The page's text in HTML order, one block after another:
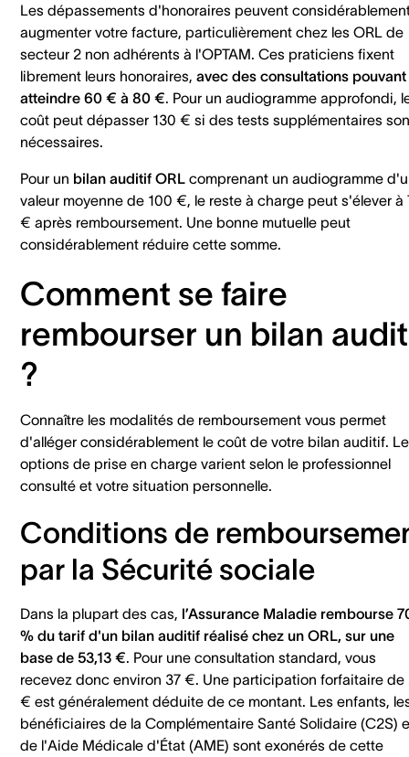
Les dépassements d'honoraires peuvent
augmenter votre facture, particulièrement chez les ORL de
secteur 2 non adhérents à l'OPTAM. Ces praticiens fixent
librement leurs honoraires, avec des consultations pouvant
atteindre 60 € à 80 €. Pour un audiogramme approfondi,
coût peut dépasser 130 € si des tests supplémentaires
nécessaires.
Pour un bilan auditif ORL comprenant un audiogramme
valeur moyenne de 100 €, le reste à charge peut s'élever à
€ après remboursement. Une bonne mutuelle peut
considérablement réduire cette somme.
Comment se faire
rembourser un bilan
?
Connaître les modalités de remboursement vous permet
d'alléger considérablement le coût de votre bilan auditif.
options de prise en charge varient selon le professionnel
consulté et votre situation personnelle.
Conditions de
par la Sécurité sociale
Dans la plupart des cas, l’Assurance Maladie rembourse
% du tarif d'un bilan auditif réalisé chez un ORL, sur une
base de 53,13 €. Pour une consultation standard, vous
recevez donc environ 37 €. Une participation forfaitaire de
€ est généralement déduite de ce montant. Les enfants,
bénéficiaires de la Complémentaire Santé Solidaire (C2S)
de l'Aide Médicale d'État (AME) sont exonérés de cette